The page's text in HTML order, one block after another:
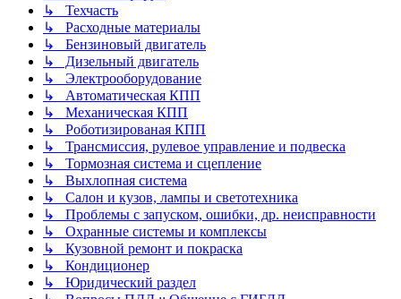
↳ Техчасть
↳ Расходные материалы
↳ Бензиновый двигатель
↳ Дизельный двигатель
↳ Электрооборудование
↳ Автоматическая КПП
↳ Механическая КПП
↳ Роботизированая КПП
↳ Трансмиссия, рулевое управление и подвеска
↳ Тормозная система и сцепление
↳ Выхлопная система
↳ Салон и кузов, лампы и светотехника
↳ Проблемы с запуском, ошибки, др. неисправности
↳ Охранные системы и комплексы
↳ Кузовной ремонт и покраска
↳ Кондиционер
↳ Юридический раздел